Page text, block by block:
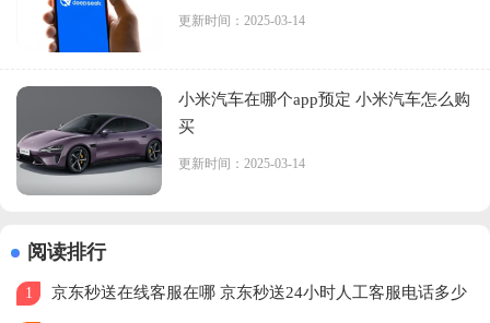
更新时间：2025-03-14
小米汽车在哪个app预定 小米汽车怎么购
买
更新时间：2025-03-14
阅读排行
1 京东秒送在线客服在哪 京东秒送24小时人工客服电话多少